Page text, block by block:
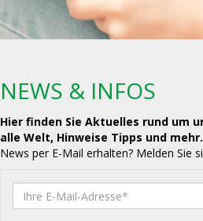
NEWS & INFOS
Hier finden Sie Aktuelles rund um
alle Welt, Hinweise Tipps und mehr.
News per E-Mail erhalten? Melden Sie